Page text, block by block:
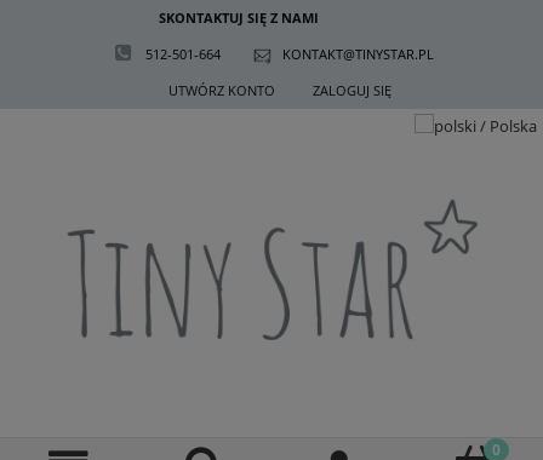
SKONTAKTUJ SIĘ Z NAMI
512-501-664
KONTAKT@TINYSTAR.PL
UTWÓRZ KONTO
ZALOGUJ SIĘ